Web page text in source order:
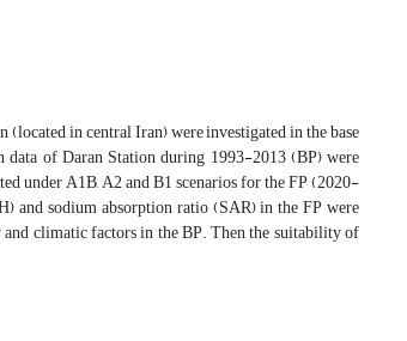
in central Iran) were investigated in the base
of Daran Station during 1993-2013 (BP) were
under A1B, A2 and B1 scenarios for the FP (2020-
and sodium absorption ratio (SAR) in the FP were
climatic factors in the BP. Then the suitability of